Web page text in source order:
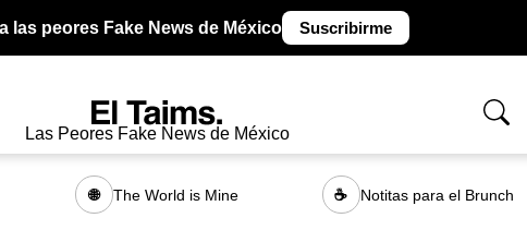
las peores Fake News de México Suscribirme
Las Peores Fake News de México
🌐 The World is Mine ☕ Notitas para el Brunch